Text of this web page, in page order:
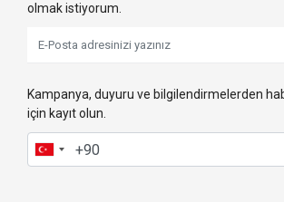
olmak istiyorum.
Kampanya, duyuru ve bilgilendirmelerden
için kayıt olun.